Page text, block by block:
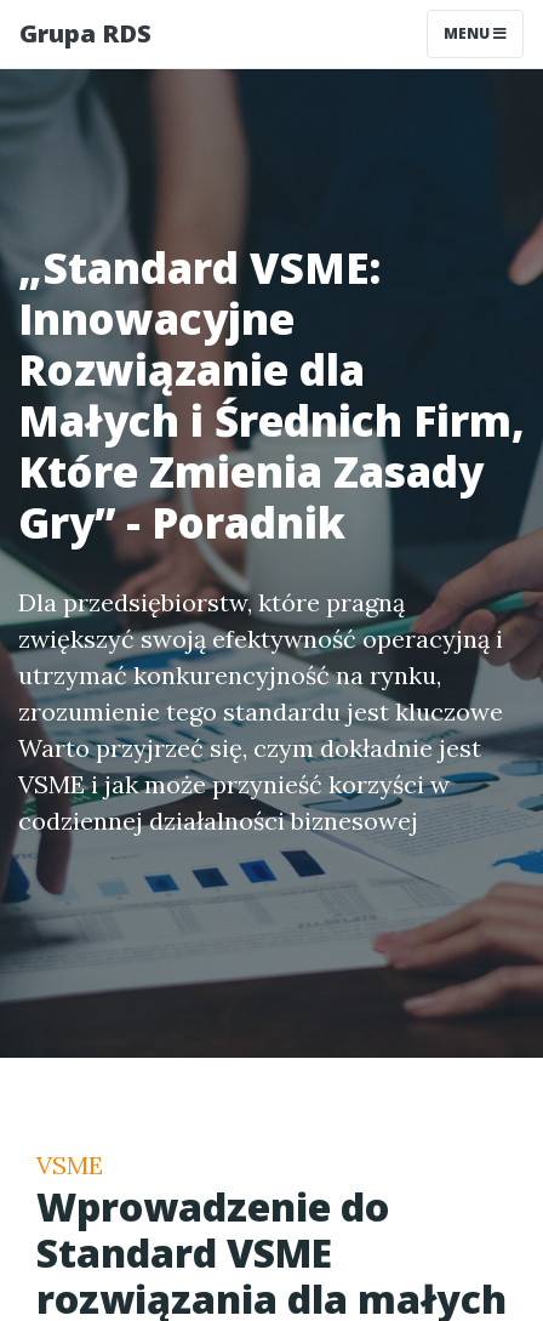
Grupa RDS MENU
„Standard VSME:
Innowacyjne
Rozwiązanie dla
Małych i Średnich Firm,
Które Zmienia Zasady
Gry” - Poradnik
Dla przedsiębiorstw, które pragną
zwiększyć swoją efektywność operacyjną i
utrzymać konkurencyjność na rynku,
zrozumienie tego standardu jest kluczowe
Warto przyjrzeć się, czym dokładnie jest
VSME i jak może przynieść korzyści w
codziennej działalności biznesowej
VSME
Wprowadzenie do
Standard VSME
rozwiązania dla małych